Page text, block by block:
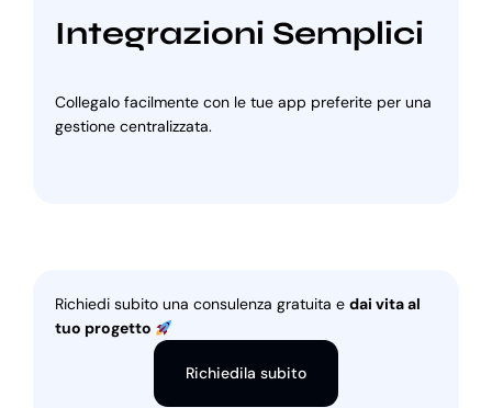
Integrazioni Semplici
Collegalo facilmente con le tue app preferite per una
gestione centralizzata.
Richiedi subito una consulenza gratuita e dai vita al
tuo progetto
Richiedila subito